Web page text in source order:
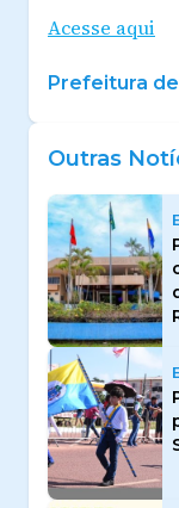
Acesse aqui
Prefeitura
Outras